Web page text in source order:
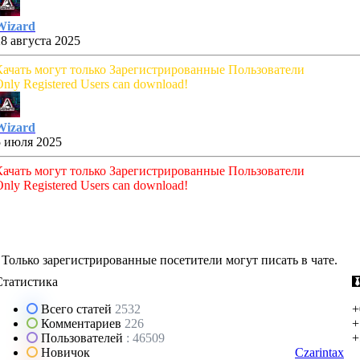
августа 2025
могут только Зарегистрированные Пользователи
Registered Users can download!
июля 2025
могут только Зарегистрированные Пользователи
Registered Users can download!
Только зарегистрированные посетители могут писать в чате.
Всего статей 2532
Комментариев 226
Пользователей : 46509
Новичок
Czarintax